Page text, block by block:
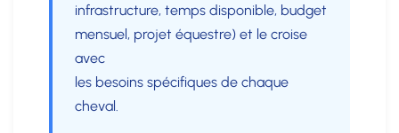
infrastructure, temps disponible, budget
mensuel, projet équestre) et le croise
avec
les besoins spécifiques de chaque
cheval.